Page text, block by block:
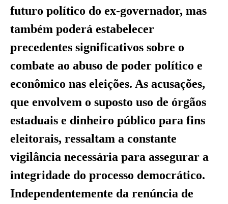
futuro político do ex-governador, mas
também poderá estabelecer
precedentes significativos sobre o
combate ao abuso de poder político e
econômico nas eleições. As acusações,
que envolvem o suposto uso de órgãos
estaduais e dinheiro público para fins
eleitorais, ressaltam a constante
vigilância necessária para assegurar a
integridade do processo democrático.
Independentemente da renúncia de